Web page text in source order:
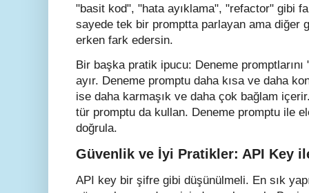
"basit kod", "hata ayıklama", "refactor" gibi
sayede tek bir promptta parlayan ama diğer
erken fark edersin.
Bir başka pratik ipucu: Deneme
ayır. Deneme promptu daha kısa ve daha
ise daha karmaşık ve daha çok bağlam
tür promptu da kullan. Deneme promptu ile
doğrula.
Güvenlik ve İyi Pratikler: API Key
API key bir şifre gibi düşünülmeli. En sık